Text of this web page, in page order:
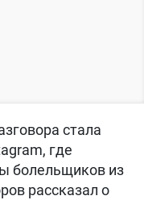
стала
где
болельщиков из
рассказал о